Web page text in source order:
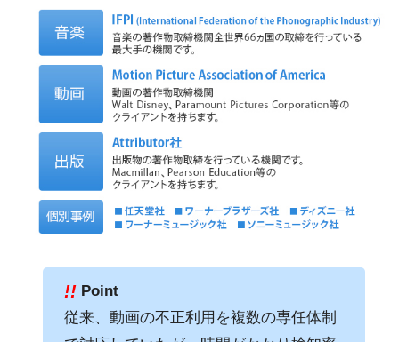
!! Point
従来、動画の不正利用を複数の専任体制